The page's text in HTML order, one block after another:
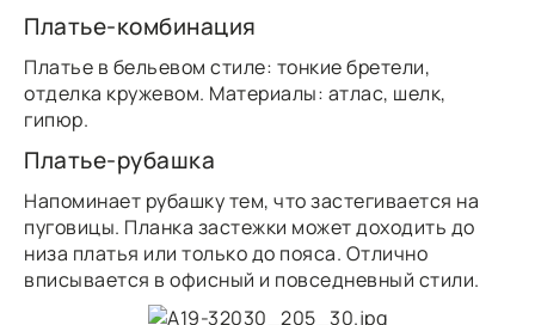
Платье-комбинация
Платье в бельевом стиле: тонкие бретели,
отделка кружевом. Материалы: атлас, шелк,
гипюр.
Платье-рубашка
Напоминает рубашку тем, что застегивается на
пуговицы. Планка застежки может доходить до
низа платья или только до пояса. Отлично
вписывается в офисный и повседневный стили.